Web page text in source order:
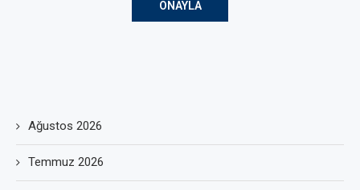
Ağustos 2026
Temmuz 2026